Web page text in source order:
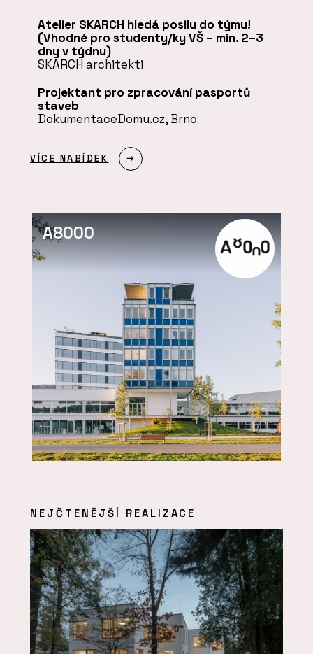
Atelier SKARCH hledá posilu do týmu!
(Vhodné pro studenty/ky VŠ – min. 2–3
dny v týdnu)
SKARCH architekti
Projektant pro zpracování pasportů
staveb
DokumentaceDomu.cz, Brno
VÍCE NABÍDEK
A8000
NEJČTENĚJŠÍ REALIZACE